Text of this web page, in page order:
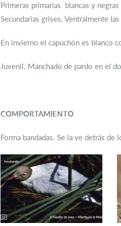
Primeras primarias blancas y
Secundarias grises. Ventralmente
En invierno el capuchón es blanco
Juvenil. Manchado de pardo en el
COMPORTAMIENTO
Forma bandadas. Se la ve detrás